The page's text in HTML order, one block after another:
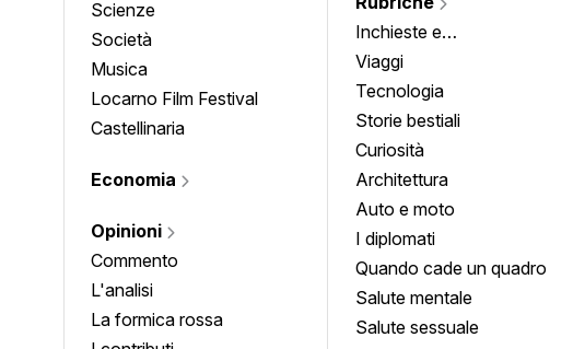
Scienze
Società
Musica
Locarno Film Festival
Castellinaria
Economia
Opinioni
Commento
L'analisi
La formica rossa
Inchieste e
approfondimenti
Viaggi
Tecnologia
Storie bestiali
Curiosità
Architettura
Auto e moto
I diplomati
Quando cade un quadro
Salute mentale
Salute sessuale